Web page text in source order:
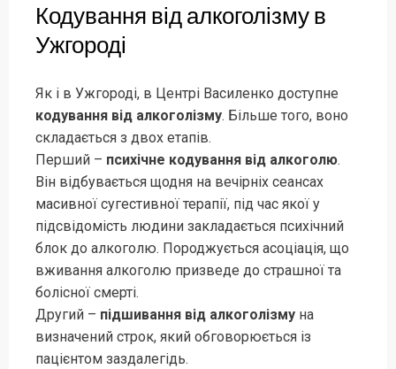
Кодування від алкоголізму в
Ужгороді
Як і в Ужгороді, в Центрі Василенко доступне
кодування від алкоголізму. Більше того, воно
складається з двох етапів.
Перший – психічне кодування від алкоголю.
Він відбувається щодня на вечірніх сеансах
масивної сугестивної терапії, під час якої у
підсвідомість людини закладається психічний
блок до алкоголю. Породжується асоціація, що
вживання алкоголю призведе до страшної та
болісної смерті.
Другий – підшивання від алкоголізму на
визначений строк, який обговорюється із
пацієнтом заздалегідь.